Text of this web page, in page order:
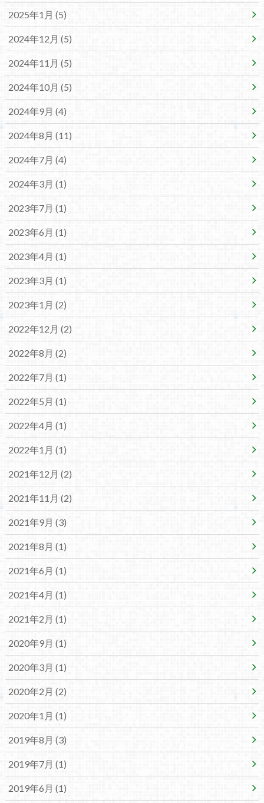
2025年1月 (5)
2024年12月 (5)
2024年11月 (5)
2024年10月 (5)
2024年9月 (4)
2024年8月 (11)
2024年7月 (4)
2024年3月 (1)
2023年7月 (1)
2023年6月 (1)
2023年4月 (1)
2023年3月 (1)
2023年1月 (2)
2022年12月 (2)
2022年8月 (2)
2022年7月 (1)
2022年5月 (1)
2022年4月 (1)
2022年1月 (1)
2021年12月 (2)
2021年11月 (2)
2021年9月 (3)
2021年8月 (1)
2021年6月 (1)
2021年4月 (1)
2021年2月 (1)
2020年9月 (1)
2020年3月 (1)
2020年2月 (2)
2020年1月 (1)
2019年8月 (3)
2019年7月 (1)
2019年6月 (1)